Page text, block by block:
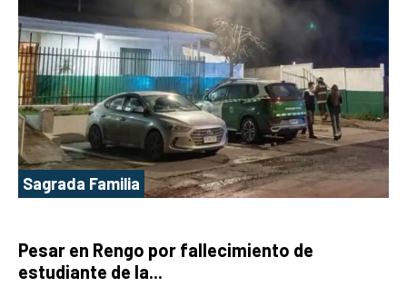
Sagrada Familia
Pesar en Rengo por fallecimiento de
estudiante de la...